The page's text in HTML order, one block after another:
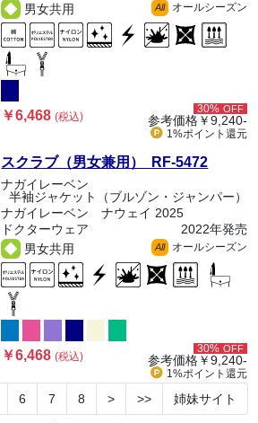
男女共用
All オールシーズン
￥6,468(税込)
30% OFF
参考価格￥9,240-
1%ポイント 還元
スクラブ（男女兼用） RF-5472
ナガイレーベン
半袖ジャケット（ブルゾン・ジャンパー）
ナガイレーベン ナウェイ 2025
ドクターウェア
2022年発売
男女共用
All オールシーズン
￥6,468(税込)
30% OFF
参考価格￥9,240-
1%ポイント 還元
6 7 8 > >> 姉妹サイト